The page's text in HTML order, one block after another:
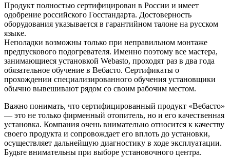
Продукт полностью сертифицирован в России и имеет
одобрение российского Госстандарта. Достоверность
оборудования указывается в гарантийном талоне на русском
языке.
Неполадки возможны только при неправильном монтаже
предпускового подогревателя. Именно поэтому все мастера,
занимающиеся установкой Webasto, проходят раз в два года
обязательное обучение в Вебасто. Сертификаты о
прохождении специализированного обучения установщики
обычно вывешивают рядом со своим рабочим местом.
Важно понимать, что сертифицированный продукт «Вебасто»
— это не только фирменный отопитель, но и его качественная
установка. Компания очень внимательно относится к качеству
своего продукта и сопровождает его вплоть до установки,
осуществляет дальнейшую диагностику в ходе эксплуатации.
Будьте внимательны при выборе установочного центра.